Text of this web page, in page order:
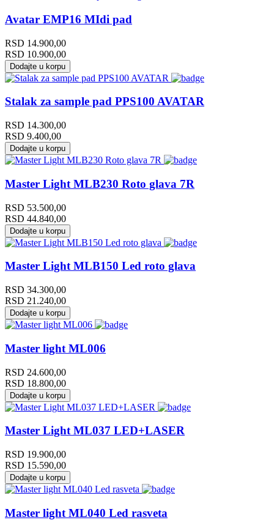
Avatar EMP16 MIdi pad
RSD 14.900,00
RSD 10.900,00
Dodajte u korpu
Stalak za sample pad PPS100 AVATAR
RSD 14.300,00
RSD 9.400,00
Dodajte u korpu
Master Light MLB230 Roto glava 7R
RSD 53.500,00
RSD 44.840,00
Dodajte u korpu
Master Light MLB150 Led roto glava
RSD 34.300,00
RSD 21.240,00
Dodajte u korpu
Master light ML006
RSD 24.600,00
RSD 18.800,00
Dodajte u korpu
Master Light ML037 LED+LASER
RSD 19.900,00
RSD 15.590,00
Dodajte u korpu
Master light ML040 Led rasveta